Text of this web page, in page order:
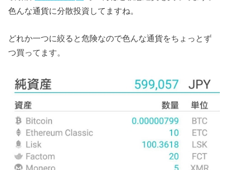
色んな通貨に分散投資してますね。
どれか一つに絞ると危険なので色んな通貨をちょっとず
つ買ってます。